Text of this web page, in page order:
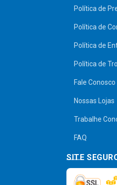
Política de
Política de
Política de
Política de
Fale Conosco
Nossas Lojas
Trabalhe
FAQ
SITE